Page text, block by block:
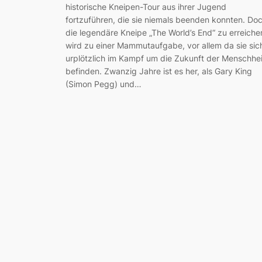
historische Kneipen-Tour aus ihrer Jugend
fortzuführen, die sie niemals beenden konnten.
die legendäre Kneipe „The World’s End“ zu
wird zu einer Mammutaufgabe, vor allem da sie
urplötzlich im Kampf um die Zukunft der
befinden. Zwanzig Jahre ist es her, als Gary King
(Simon Pegg) und…